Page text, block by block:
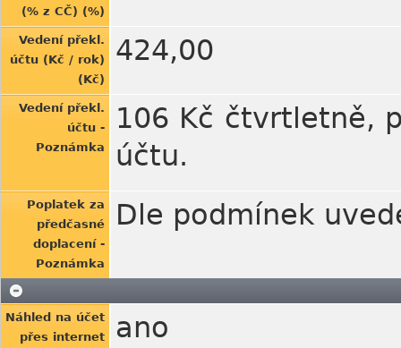
(% z CČ) (%)
Vedení překl.
účtu (Kč / rok)
(Kč)
424,00
Vedení překl.
účtu -
Poznámka
106 Kč čtvrtletně,
účtu.
Poplatek za
předčasné
doplacení -
Poznámka
Dle podmínek
Náhled na účet
přes internet
ano